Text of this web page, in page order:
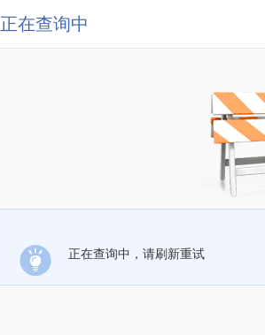
正在查询中
正在查询中，请刷新重试